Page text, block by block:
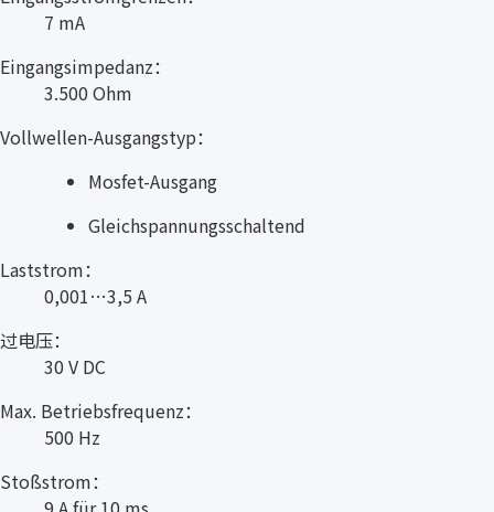
7 mA
Eingangsimpedanz：
3.500 Ohm
Vollwellen-Ausgangstyp：
Mosfet-Ausgang
Gleichspannungsschaltend
Laststrom：
0,001…3,5 A
过电压：
30 V DC
Max. Betriebsfrequenz：
500 Hz
Stoßstrom：